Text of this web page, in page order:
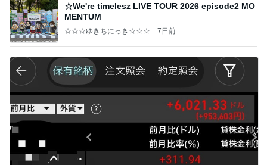
☆We're timelesz LIVE TOUR 2026 episode2 MO
MENTUM
☆☆☆ゆきちにっき☆☆☆ 7日前